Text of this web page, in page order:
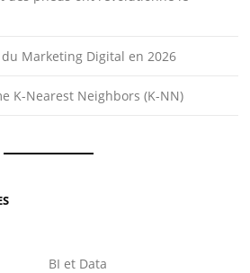
Marketing Digital en 2026
K-Nearest Neighbors (K-NN)
BI et Data